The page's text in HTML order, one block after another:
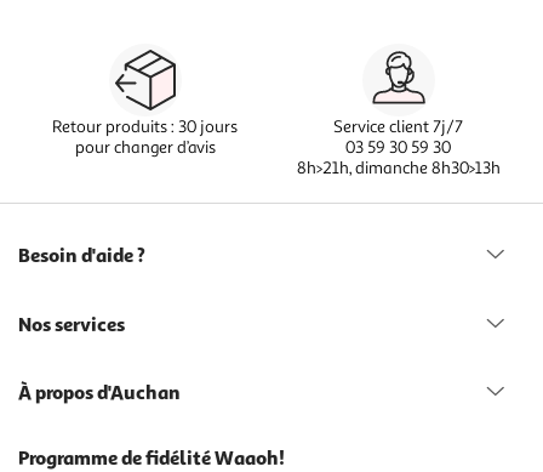
Retour produits : 30 jours
pour changer d’avis
Service client 7j/7
03 59 30 59 30
8h>21h, dimanche 8h30>13h
Besoin d'aide ?
Nos services
À propos d'Auchan
Programme de fidélité Waaoh!